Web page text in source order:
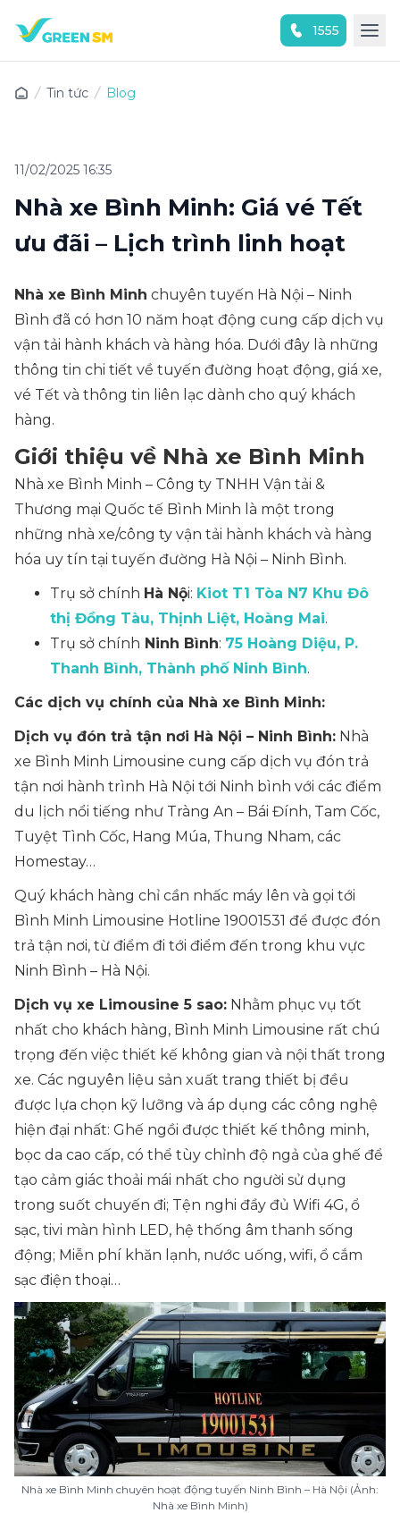
1555
Tin tức Blog
11/02/2025 16:35
Nhà xe Bình Minh: Giá vé Tết
ưu đãi – Lịch trình linh hoạt
Nhà xe Bình Minh chuyên tuyến Hà Nội – Ninh
Bình đã có hơn 10 năm hoạt động cung cấp dịch vụ
vận tải hành khách và hàng hóa. Dưới đây là những
thông tin chi tiết về tuyến đường hoạt động, giá xe,
vé Tết và thông tin liên lạc dành cho quý khách
hàng.
Giới thiệu về Nhà xe Bình Minh
Nhà xe Bình Minh – Công ty TNHH Vận tải &
Thương mại Quốc tế Bình Minh là một trong
những nhà xe/công ty vận tải hành khách và hàng
hóa uy tín tại tuyến đường Hà Nội – Ninh Bình.
Trụ sở chính Hà Nội: Kiot T1 Tòa N7 Khu Đô
thị Đồng Tàu, Thịnh Liệt, Hoàng Mai.
Trụ sở chính Ninh Bình: 75 Hoàng Diệu, P.
Thanh Bình, Thành phố Ninh Bình.
Các dịch vụ chính của Nhà xe Bình Minh:
Dịch vụ đón trả tận nơi Hà Nội – Ninh Bình: Nhà
xe Bình Minh Limousine cung cấp dịch vụ đón trả
tận nơi hành trình Hà Nội tới Ninh bình với các điểm
du lịch nổi tiếng như Tràng An – Bái Đính, Tam Cốc,
Tuyệt Tình Cốc, Hang Múa, Thung Nham, các
Homestay…
Quý khách hàng chỉ cần nhấc máy lên và gọi tới
Bình Minh Limousine Hotline 19001531 để được đón
trả tận nơi, từ điểm đi tới điểm đến trong khu vực
Ninh Bình – Hà Nội.
Dịch vụ xe Limousine 5 sao: Nhằm phục vụ tốt
nhất cho khách hàng, Bình Minh Limousine rất chú
trọng đến việc thiết kế không gian và nội thất trong
xe. Các nguyên liệu sản xuất trang thiết bị đều
được lựa chọn kỹ lưỡng và áp dụng các công nghệ
hiện đại nhất: Ghế ngồi được thiết kế thông minh,
bọc da cao cấp, có thể tùy chỉnh độ ngả của ghế để
tạo cảm giác thoải mái nhất cho người sử dụng
trong suốt chuyến đi; Tện nghi đầy đủ Wifi 4G, ổ
sạc, tivi màn hình LED, hệ thống âm thanh sống
động; Miễn phí khăn lạnh, nước uống, wifi, ổ cắm
sạc điện thoại…
Nhà xe Bình Minh chuyên hoạt động tuyến Ninh Bình – Hà Nội (Ảnh:
Nhà xe Bình Minh)